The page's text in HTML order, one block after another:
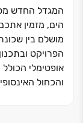
הים, מזמין
מושלם בין
הפרויקט
אופטימלי
והכחול